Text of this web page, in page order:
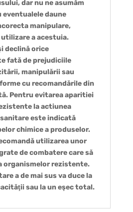
dar nu ne asumăm
daune
manipulare,
a acestuia.
declină orice
fată de prejudiciile
manipulării sau
cu recomandările din
Pentru evitarea aparitiei
la actiunea
este indicată
chimice a produselor.
utilizarea unor
de combatere care să
organismelor rezistente.
a de mai sus va duce la
sau la un eşec total.